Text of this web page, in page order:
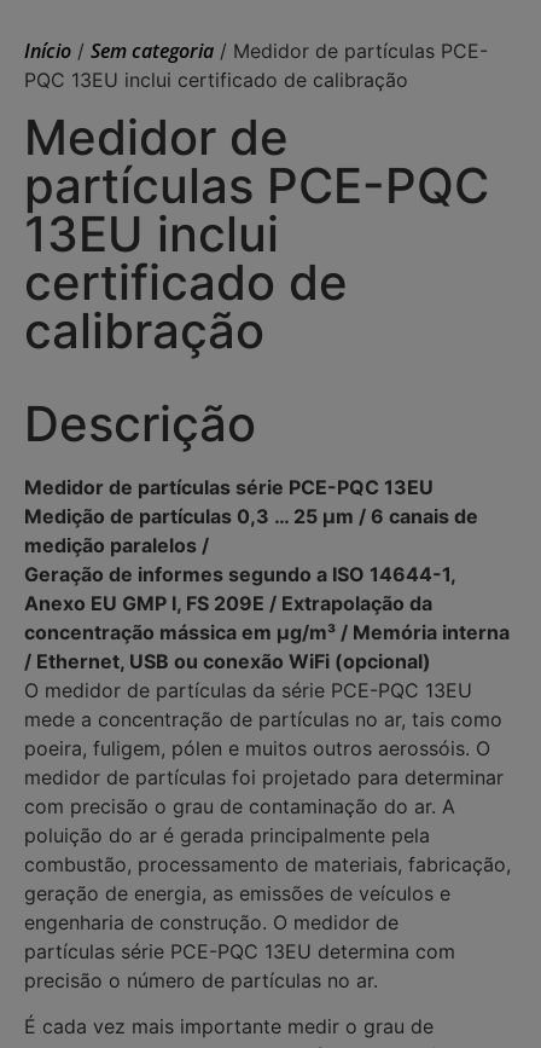
Início / Sem categoria / Medidor de partículas PCE-
PQC 13EU inclui certificado de calibração
Medidor de
partículas PCE-PQC
13EU inclui
certificado de
calibração
Descrição
Medidor de partículas série PCE-PQC 13EU
Medição de partículas 0,3 … 25 µm / 6 canais de
medição paralelos /
Geração de informes segundo a ISO 14644-1,
Anexo EU GMP I, FS 209E / Extrapolação da
concentração mássica em µg/m³ / Memória interna
/ Ethernet, USB ou conexão WiFi (opcional)
O medidor de partículas da série PCE-PQC 13EU
mede a concentração de partículas no ar, tais como
poeira, fuligem, pólen e muitos outros aerossóis. O
medidor de partículas foi projetado para determinar
com precisão o grau de contaminação do ar. A
poluição do ar é gerada principalmente pela
combustão, processamento de materiais, fabricação,
geração de energia, as emissões de veículos e
engenharia de construção. O medidor de
partículas série PCE-PQC 13EU determina com
precisão o número de partículas no ar.
É cada vez mais importante medir o grau de